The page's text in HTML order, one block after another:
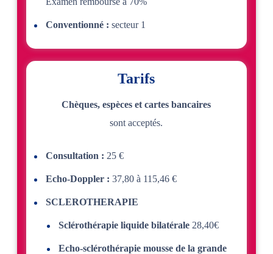
Conventionné : secteur 1
Tarifs
Chèques, espèces et cartes bancaires
sont acceptés.
Consultation : 25 €
Echo-Doppler : 37,80 à 115,46 €
SCLEROTHERAPIE
Sclérothérapie liquide bilatérale28,40€
Echo-sclérothérapie mousse de la grande